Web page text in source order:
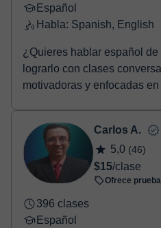
Español
Habla: Spanish, English
¿Quieres hablar español de
lograrlo con clases
motivadoras y enfocadas
Carlos A.
5,0 (46)
$15/clase
Ofrece
396 clases
Español